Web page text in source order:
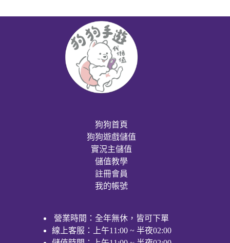
狗狗首頁
狗狗遊戲儲值
實況主儲值
儲值教學
註冊會員
我的帳號
營業時間：全年無休，皆可下單
線上客服：上午11:00 ~ 半夜02:00